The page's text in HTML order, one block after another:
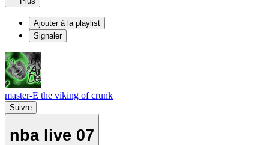
Ajouter à la playlist
Signaler
master-E the viking of crunk
Suivre
nba live 07